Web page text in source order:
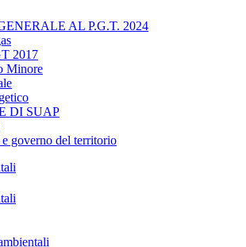
AL P.G.T. 2024
2017
Minore
DI SUAP
governo del territorio